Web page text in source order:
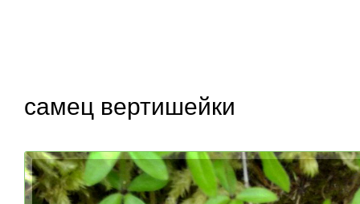
самец вертишейки